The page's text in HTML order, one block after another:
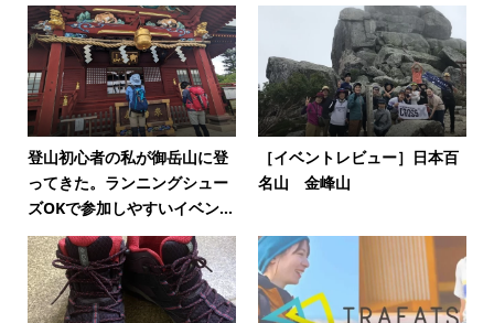
登山初心者の私が御岳山に登
ってきた。ランニングシュー
ズOKで参加しやすいイベン...
［イベントレビュー］日本百
名山 金峰山